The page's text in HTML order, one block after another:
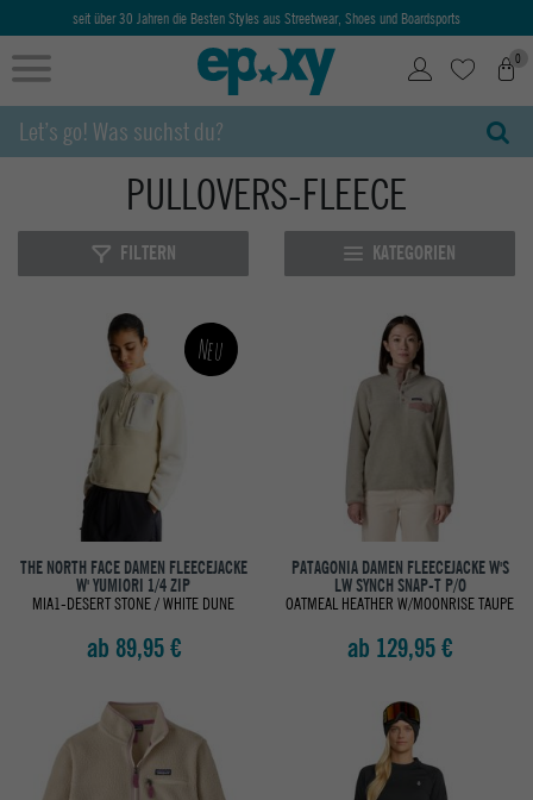
seit über 30 Jahren die Besten Styles aus Streetwear, Shoes und Boardsports
0
PULLOVERS-FLEECE
FILTERN KATEGORIEN
Neu
THE NORTH FACE DAMEN FLEECEJACKE
W' YUMIORI 1/4 ZIP
MIA1-DESERT STONE / WHITE DUNE
ab 89,95 €
PATAGONIA DAMEN FLEECEJACKE W'S
LW SYNCH SNAP-T P/O
OATMEAL HEATHER W/MOONRISE TAUPE
ab 129,95 €